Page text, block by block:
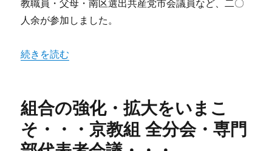
教職員・父母・南区選出共産党市会議員など、二〇
人余が参加しました。
“今、子どもと教育は？ 南区教育署名スタート集会” の
続きを読む
組合の強化・拡大をいまこ
そ・・・京教組 全分会・専門